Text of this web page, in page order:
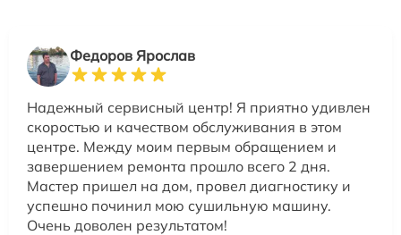
Федоров Ярослав
Надежный сервисный центр! Я приятно удивлен
скоростью и качеством обслуживания в этом
центре. Между моим первым обращением и
завершением ремонта прошло всего 2 дня.
Мастер пришел на дом, провел диагностику и
успешно починил мою сушильную машину.
Очень доволен результатом!